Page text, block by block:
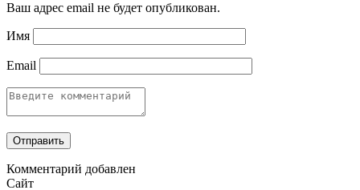
Ваш адрес email не будет опубликован.
Имя
Email
Комментарий добавлен
Сайт